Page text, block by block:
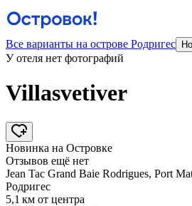
Все варианты на острове Родригес
У отеля нет фотографий
Villasvetiver
Новинка на Островке
Отзывов ещё нет
Jean Tac Grand Baie Rodrigues, Port
Родригес
5,1 км от центра